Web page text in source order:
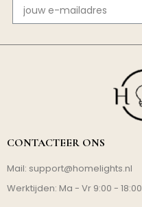
CONTACTEER ONS
Mail: support@homelights.nl
Werktijden: Ma - Vr 9:00 - 18:00